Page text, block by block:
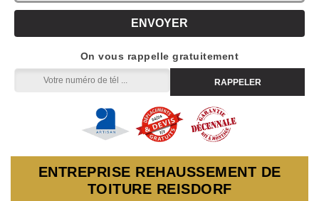
On vous rappelle gratuitement
ENTREPRISE REHAUSSEMENT DE
TOITURE REISDORF